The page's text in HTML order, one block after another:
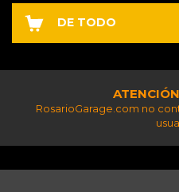
DE TODO
RosarioGarage.com no